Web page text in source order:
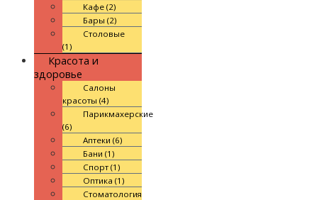
Кафе (2)
Бары (2)
Столовые
(1)
Красота и
здоровье
Салоны
красоты (4)
Парикмахерские
(6)
Аптеки (6)
Бани (1)
Спорт (1)
Оптика (1)
Стоматология